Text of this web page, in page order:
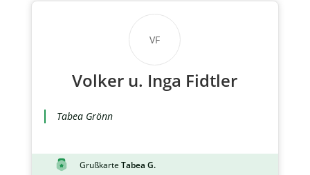
VF
Volker u. Inga Fidtler
Tabea Grönn
Grußkarte Tabea G.